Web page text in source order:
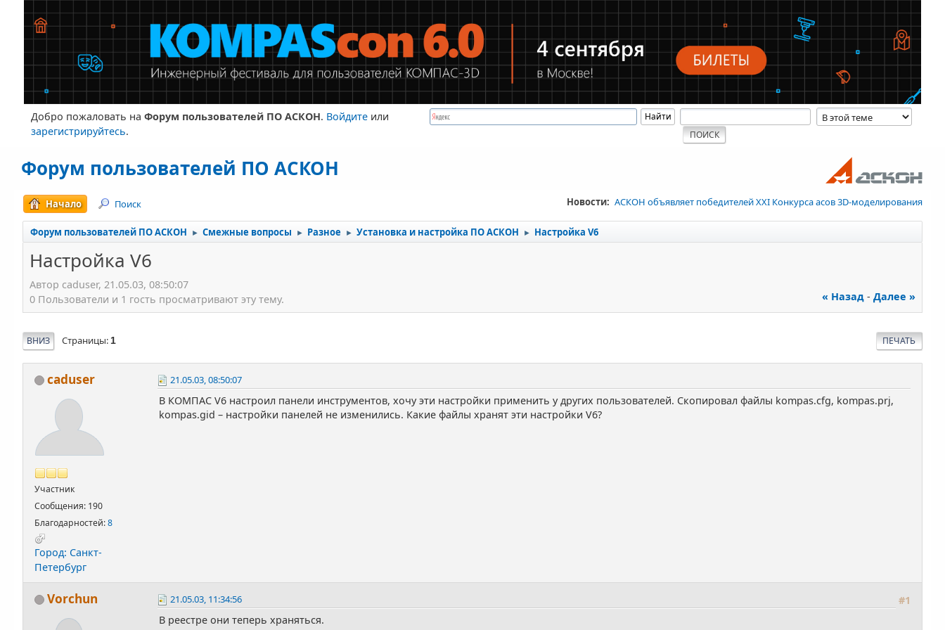
Добро пожаловать на Форум пользователей ПО АСКОН. Войдитеили
зарегистрируйтесь.
Форум пользователей ПО АСКОН
Новости: АСКОН объявляет победителей XXI Конкурса асов 3D-моделирования
Начало Поиск
Форум пользователей ПО АСКОН ► Смежные вопросы ► Разное ► Установка и настройка ПО АСКОН ► Настройка V6
Настройка V6
Автор caduser, 21.05.03, 08:50:07
« Назад- Далее »
0 Пользователи и 1 гость просматривают эту тему.
ПЕЧАТЬ
ВНИЗ Страницы 1
caduser
Участник
Сообщения: 190
Благодарностей:8
Город: Санкт-
Петербург
21.05.03, 08:50:07
В КОМПАС V6 настроил панели инструментов, хочу эти настройки применить у других пользователей. Скопировал файлы kompas.cfg, kompas.prj,
kompas.gid – настройки панелей не изменились. Какие файлы хранят эти настройки V6?
Vorchun #1
21.05.03, 11:34:56
В реестре они теперь храняться.